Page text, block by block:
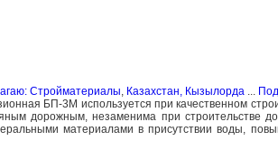
Стройматериалы, Казахстан, Кызылорда...
БП-3М используется при качественном
дорожным, незаменима при строительстве
материалами в присутствии воды,